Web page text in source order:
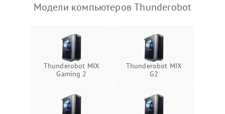
Модели компьютеров Thunderobot
Thunderobot MIX
Gaming 2
Thunderobot MIX
G2